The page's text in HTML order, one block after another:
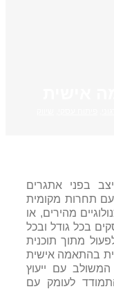
בפני אתגרים
עם תחרות מקומית
מהירים, או
בכל גודל ובכל
מתוך תוכנית
בהתאמה אישית
עם ייעוץ
לעומק עם